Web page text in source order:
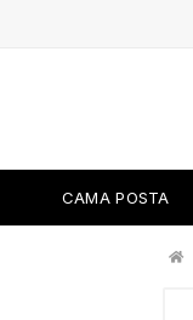
CAMA POSTA